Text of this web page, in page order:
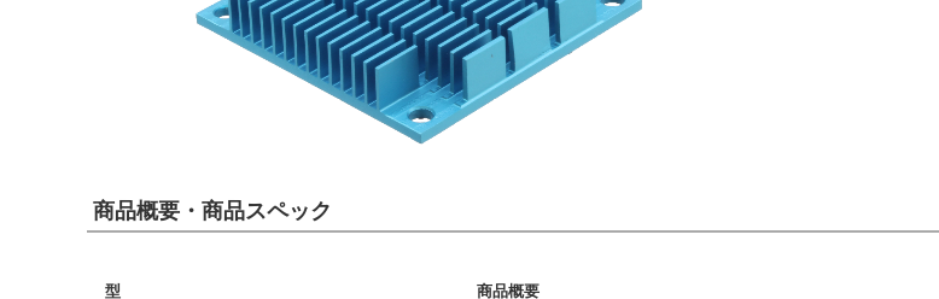
商品概要・商品スペック
型 商品概要